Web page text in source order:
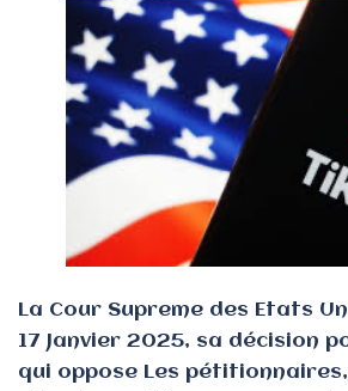
La Cour Supreme des Etats
17 Janvier 2025, sa décision
qui oppose Les